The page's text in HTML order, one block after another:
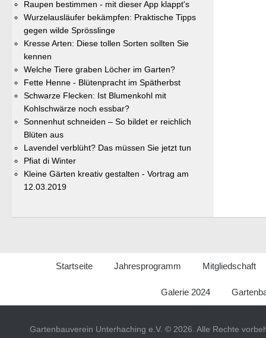
Insektenhotel und eine Urkunde. Die
Teilnahmebedingungen, Bewertungskriterien
und das Anmeldeformular siehe auf den Seiten
der Gemeinde Unterhaching (Termin
abgelaufen).
Raupen bestimmen - mit dieser App klappt's
Wurzelausläufer bekämpfen: Praktische Tipps
gegen wilde Sprösslinge
Kresse Arten: Diese tollen Sorten sollten Sie
kennen
Welche Tiere graben Löcher im Garten?
Fette Henne - Blütenpracht im Spätherbst
Schwarze Flecken: Ist Blumenkohl mit
Kohlschwärze noch essbar?
Sonnenhut schneiden – So bildet er reichlich
Blüten aus
Lavendel verblüht? Das müssen Sie jetzt tun
Pfiat di Winter
Kleine Gärten kreativ gestalten - Vortrag am
12.03.2019
Startseite Jahresprogramm Mitgliedschaft
Galerie 2024
Gartenbauverein Unterhaching e.V. © 2026. Alle Rechte